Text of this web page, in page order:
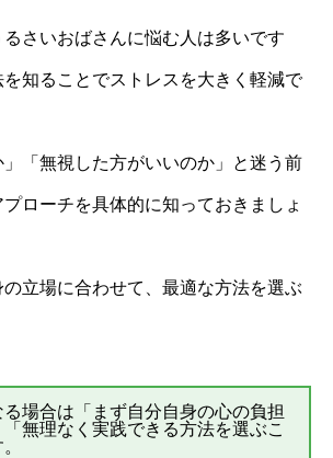
さいおばさんに悩む人は多いです
知ることでストレスを大きく軽減で
」「無視した方がいいのか」と迷う前
ローチを具体的に知っておきましょ
立場に合わせて、最適な方法を選ぶ
場合は「まず自分自身の心の負担
無理なく実践できる方法を選ぶこ